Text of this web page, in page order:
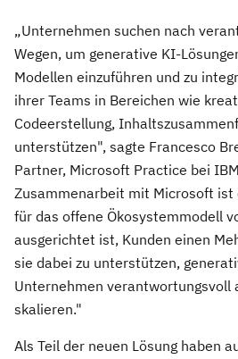
„Unternehmen suchen nach
Wegen, um generative KI-
Modellen einzuführen und zu
ihrer Teams in Bereichen wie
Codeerstellung,
unterstützen", sagte Francesco
Partner, Microsoft Practice bei
Zusammenarbeit mit Microsoft
für das offene Ökosystemmodell
ausgerichtet ist, Kunden einen
sie dabei zu unterstützen,
Unternehmen verantwortungsvoll
skalieren."
Als Teil der neuen Lösung haben